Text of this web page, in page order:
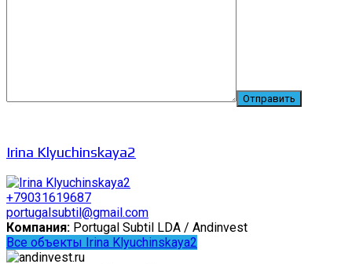
Irina Klyuchinskaya2
+79031619687
portugalsubtil@gmail.com
Компания: Portugal Subtil LDA / Andinvest
Все объекты Irina Klyuchinskaya2